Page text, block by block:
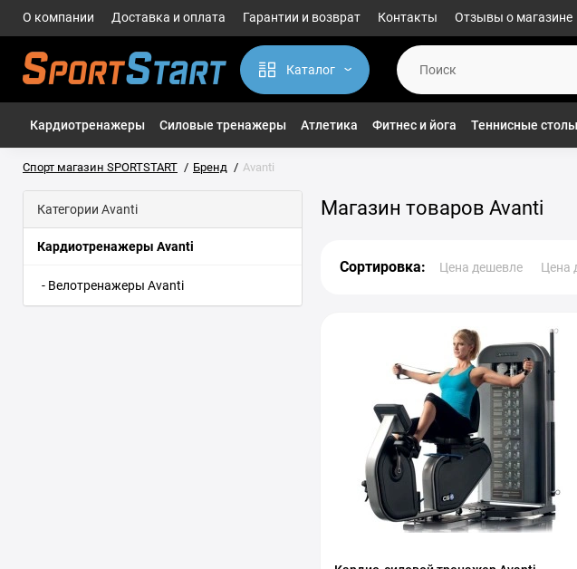
О компании Доставка и оплата Гарантии и возврат Контакты Отзывы о магазине
Каталог
Кардиотренажеры Силовые тренажеры Атлетика Фитнес и йога Теннисные столы
Спорт магазин SPORTSTART Бренд Avanti
Категории Avanti
Кардиотренажеры Avanti
- Велотренажеры Avanti
Магазин товаров Avanti
Сортировка: Цена дешевле Цена